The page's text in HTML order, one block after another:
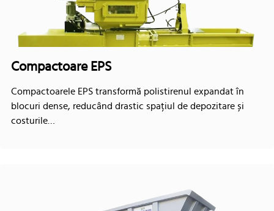
Compactoare EPS
Compactoarele EPS transformă polistirenul expandat în
blocuri dense, reducând drastic spațiul de depozitare și
costurile…